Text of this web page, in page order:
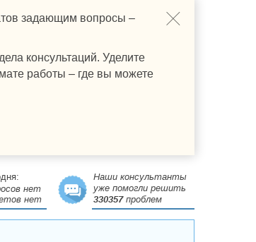
задающим вопросы –
консультаций. Уделите
работы – где вы можете
нет
нет
Наши консультанты
уже помогли решить
330357проблем